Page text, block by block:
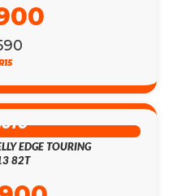
EDGE TOURING
82T